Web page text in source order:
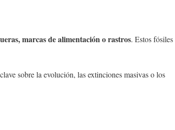
marcas de alimentación o rastros. Estos fósiles
sobre la evolución, las extinciones masivas o los